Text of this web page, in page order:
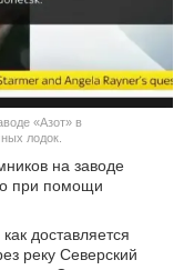
«Азот» в
лодок.
на заводе
при помощи
доставляется
реку Северский